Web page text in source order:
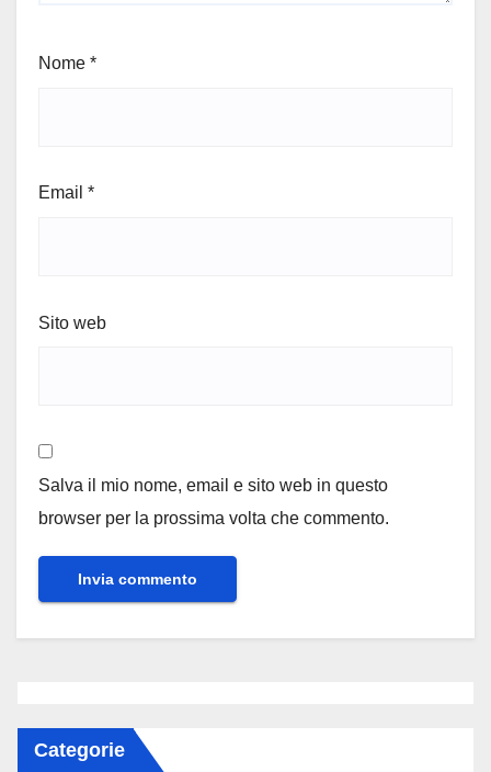
Nome *
Email *
Sito web
Salva il mio nome, email e sito web in questo
browser per la prossima volta che commento.
Categorie